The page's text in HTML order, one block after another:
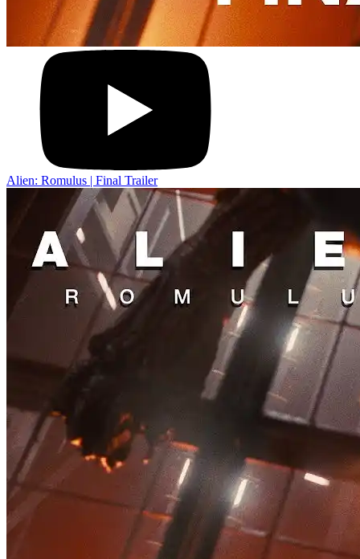
Alien: Romulus | Final Trailer